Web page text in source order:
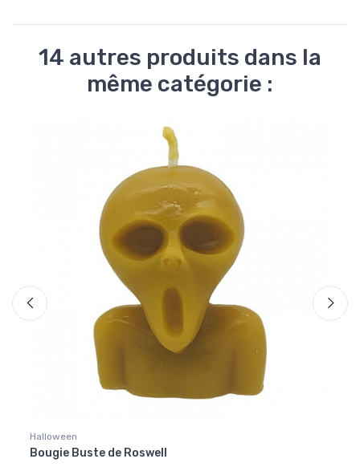
14 autres produits dans la
même catégorie :
Halloween
Bougie Buste de Roswell